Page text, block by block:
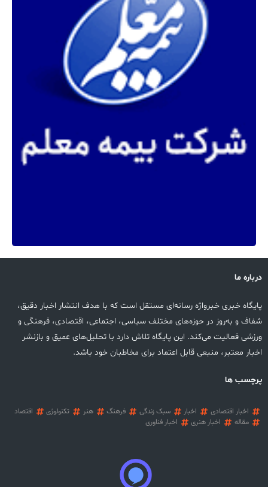
درباره ما
پایگاه خبری خبرواژه رسانه‌ای مستقل است که با هدف انتشار اخبار دقیق،
شفاف و به‌روز در حوزه‌های مختلف سیاسی، اجتماعی، اقتصادی، فرهنگی و
ورزشی فعالیت می‌کند. این پایگاه تلاش دارد با تحلیل‌های عمیق و بازنشر
اخبار معتبر، منبعی قابل اعتماد برای مخاطبان خود باشد.
پرچسب ها
اخبار اقتصادی اخبار سبک زندگی فرهنگ هنر تکنولوژی
اقتصاد
مقاله
اخبار هنری اخبار فناوری